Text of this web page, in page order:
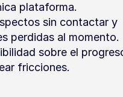
plataforma.
sin contactar y
perdidas al momento.
sobre el
fricciones.